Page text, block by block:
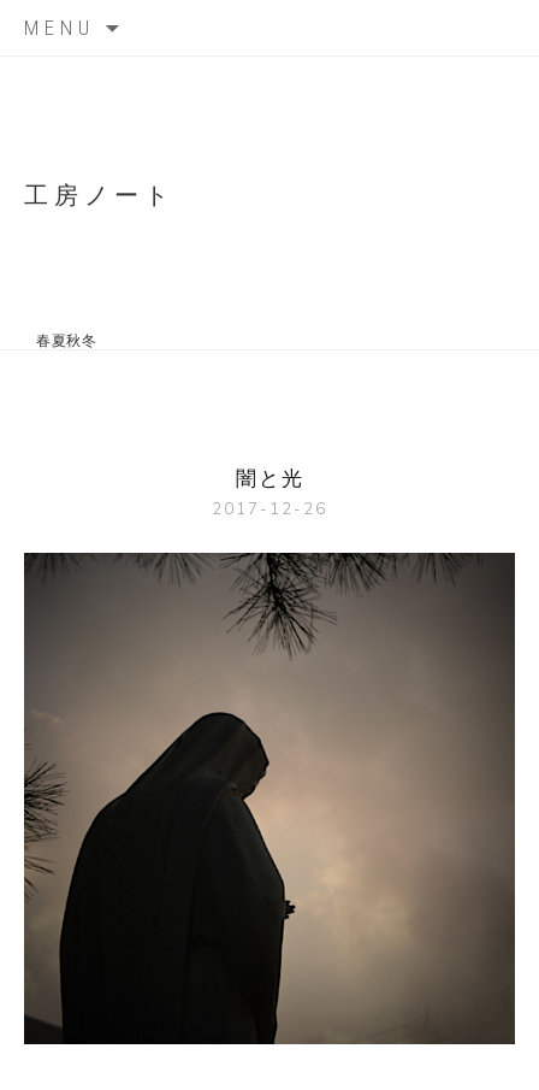
MENU
工房ノート
春夏秋冬
闇と光
2017-12-26